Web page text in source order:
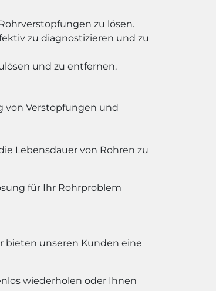
zu lösen.
zu diagnostizieren und zu
und zu entfernen.
von Verstopfungen und
Lebensdauer von Rohren zu
für Ihr Rohrproblem
bieten unseren Kunden eine
wiederholen oder Ihnen